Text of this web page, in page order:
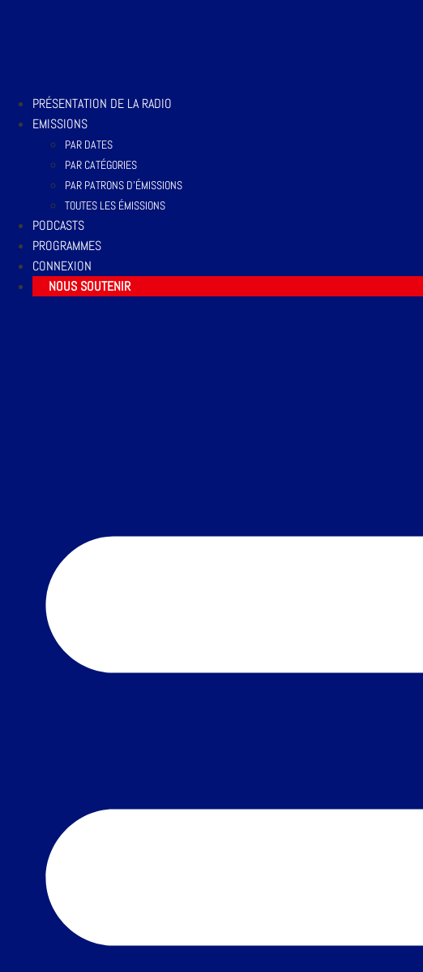
PRÉSENTATION DE LA RADIO
EMISSIONS
PAR DATES
PAR CATÉGORIES
PAR PATRONS D’ÉMISSIONS
TOUTES LES ÉMISSIONS
PODCASTS
PROGRAMMES
CONNEXION
NOUS SOUTENIR